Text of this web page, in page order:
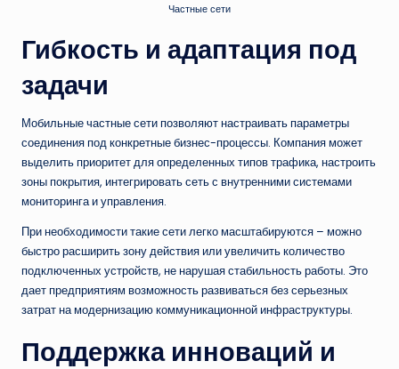
Частные сети
Гибкость и адаптация под
задачи
Мобильные частные сети позволяют настраивать параметры
соединения под конкретные бизнес-процессы. Компания может
выделить приоритет для определенных типов трафика, настроить
зоны покрытия, интегрировать сеть с внутренними системами
мониторинга и управления.
При необходимости такие сети легко масштабируются – можно
быстро расширить зону действия или увеличить количество
подключенных устройств, не нарушая стабильность работы. Это
дает предприятиям возможность развиваться без серьезных
затрат на модернизацию коммуникационной инфраструктуры.
Поддержка инноваций и